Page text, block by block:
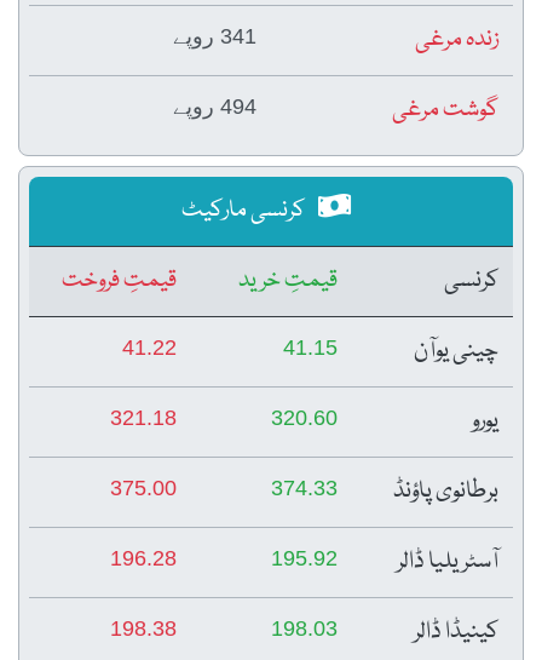
زندہ مرغی 341 روپے
گوشت مرغی 494 روپے
کرنسی مارکیٹ
کرنسی
قیمتِ خرید
قیمتِ فروخت
چینی یوآن
41.15
41.22
یورو 320.60
321.18
برطانوی پاؤنڈ 374.33
375.00
آسٹریلیا ڈالر 195.92
196.28
کینیڈا ڈالر 198.03
198.38